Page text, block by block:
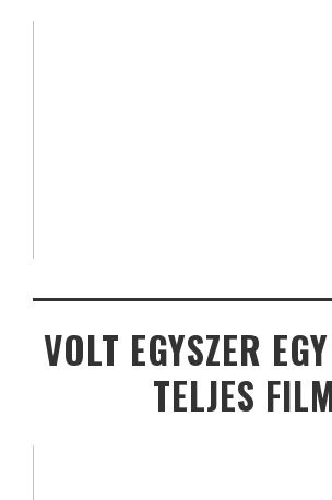
VOLT EGYSZER
TELJES FILM